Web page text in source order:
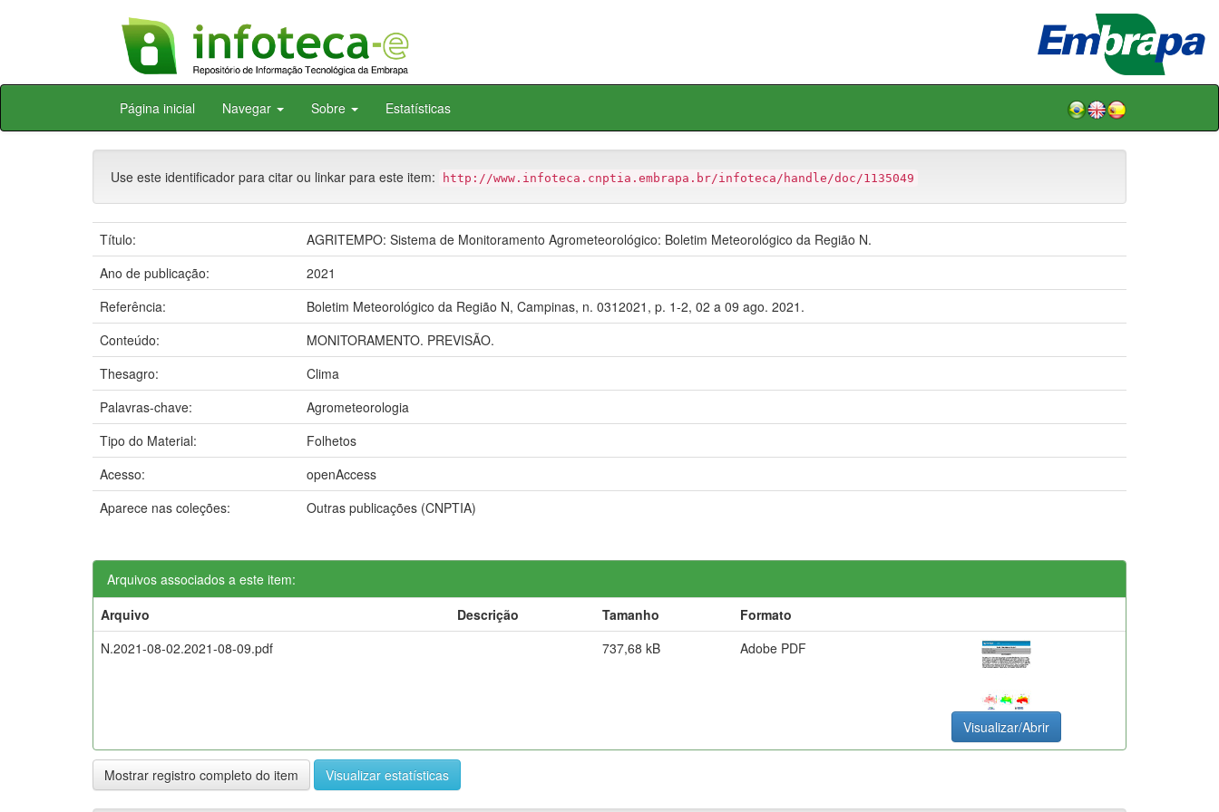
Skip
Página inicial Navegar Sobre Estatísticas
Use este identificador para citar ou linkar para este item: http://www.infoteca.cnptia.embrapa.br/infoteca/handle/doc/1135049
Título:
AGRITEMPO: Sistema de Monitoramento Agrometeorológico: Boletim Meteorológico da Região N.
Ano de publicação:
2021
Referência:
Boletim Meteorológico da Região N, Campinas, n. 0312021, p. 1-2, 02 a 09 ago. 2021.
Conteúdo:
MONITORAMENTO. PREVISÃO.
Thesagro:
Clima
Palavras-chave:
Agrometeorologia
Tipo do Material:
Folhetos
Acesso:
openAccess
Aparece nas coleções:
Outras publicações (CNPTIA)
Arquivos associados a este item:
Arquivo
Descrição Tamanho
Formato
N.2021-08-02.2021-08-09.pdf
737,68 kB Adobe PDF
Visualizar/Abrir
Mostrar registro completo do item Visualizar estatísticas